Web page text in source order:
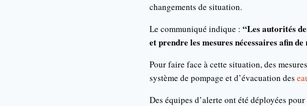
changements de situation.
Le communiqué indique : “Les autorités
et prendre les mesures nécessaires afin
Pour faire face à cette situation, des
système de pompage et d’évacuation des
Des équipes d’alerte ont été déployées